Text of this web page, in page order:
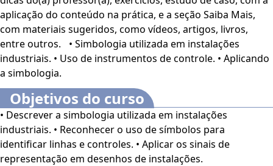
projetos de automação. Bons estudos. O Curso é voltado
para estudantes e profissionais da área de Mecânica, Além
do Público em geral interessado pelo tema.O curso
dispõe dos seguintes recursos de acessibilidade: cores
em alto-contraste, aumento de fonte e tradução
automática mediante a Língua Brasileira de Sinais
(Libras). Para ativar esses recursos, acesse "minha
conta" do lado direito da tela na parte superior e
habilite de acordo com sua necessidade.O conteúdo do
curso ficará disponível por até 120 dias após a compra.
aplicação do conteúdo na prática, e a seção Saiba Mais,
com materiais sugeridos, como vídeos, artigos, livros,
entre outros. • Simbologia utilizada em instalações
industriais. • Uso de instrumentos de controle. • Aplicando
a simbologia.
Objetivos do curso
• Descrever a simbologia utilizada em instalações
industriais. • Reconhecer o uso de símbolos para
identificar linhas e controles. • Aplicar os sinais de
representação em desenhos de instalações.